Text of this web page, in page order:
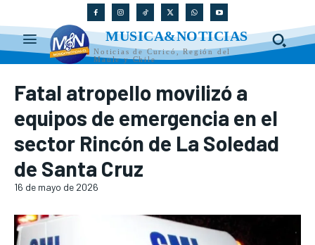
MUSICA&NOTICIAS
Noticias de Curicó, Región del
Maule y Chile
Fatal atropello movilizó a
equipos de emergencia en el
sector Rincón de La Soledad
de Santa Cruz
16 de mayo de 2026